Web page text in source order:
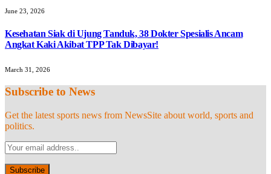
June 23, 2026
Kesehatan Siak di Ujung Tanduk, 38 Dokter Spesialis Ancam
Angkat Kaki Akibat TPP Tak Dibayar!
March 31, 2026
Subscribe to News
Get the latest sports news from NewsSite about world, sports and
politics.